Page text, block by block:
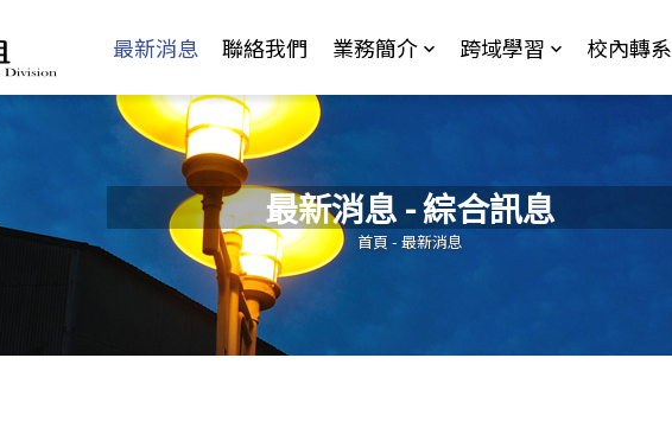
最新消息 聯絡我們 業務簡介 跨域學習 校內轉系
最新消息 - 綜合訊息
您在這裡
首頁 - 最新消息